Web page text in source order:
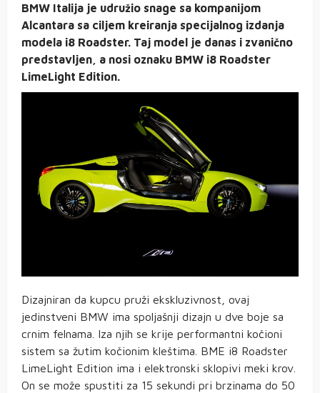
BMW Italija je udružio snage sa kompanijom
Alcantara sa ciljem kreiranja specijalnog izdanja
modela i8 Roadster. Taj model je danas i zvanično
predstavljen, a nosi oznaku BMW i8 Roadster
LimeLight Edition.
Dizajniran da kupcu pruži ekskluzivnost, ovaj
jedinstveni BMW ima spoljašnji dizajn u dve boje sa
crnim felnama. Iza njih se krije performantni kočioni
sistem sa žutim kočionim kleštima. BME i8 Roadster
LimeLight Edition ima i elektronski sklopivi meki krov.
On se može spustiti za 15 sekundi pri brzinama do 50